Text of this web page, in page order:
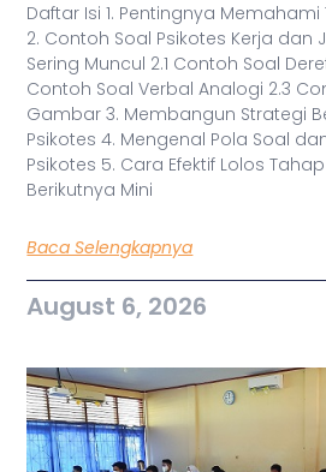
Daftar Isi 1. Pentingnya
2. Contoh Soal Psikotes Kerja
Sering Muncul 2.1 Contoh Soal
Contoh Soal Verbal Analogi 2.3
Gambar 3. Membangun Strategi
Psikotes 4. Mengenal Pola Soal
Psikotes 5. Cara Efektif Lolos
Berikutnya Mini
Baca Selengkapnya
August 6, 2026